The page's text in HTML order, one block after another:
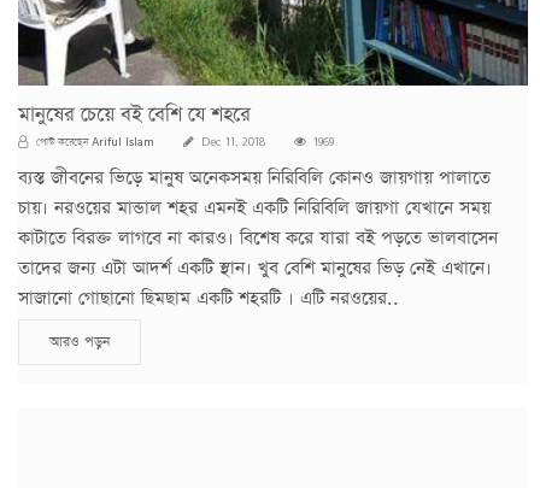
মানুষের চেয়ে বই বেশি যে শহরে
পোস্ট করেছেনAriful Islam Dec 11, 2018 1969
ব্যস্ত জীবনের ভিড়ে মানুষ অনেকসময় নিরিবিলি কোনও জায়গায় পালাতে
চায়। নরওয়ের মান্ডাল শহর এমনই একটি নিরিবিলি জায়গা যেখানে সময়
কাটাতে বিরক্ত লাগবে না কারও। বিশেষ করে যারা বই পড়তে ভালবাসেন
তাদের জন্য এটা আদর্শ একটি স্থান। খুব বেশি মানুষের ভিড় নেই এখানে।
সাজানো গোছানো ছিমছাম একটি শহরটি । এটি নরওয়ের..
আরও পড়ুন